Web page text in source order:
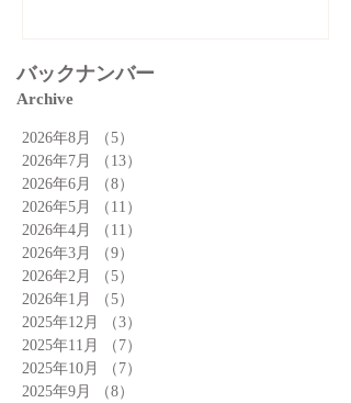
バックナンバー
Archive
2026年8月 （5）
2026年7月
（13）
2026年6月
（8）
2026年5月
（11）
2026年4月
（11）
2026年3月
（9）
2026年2月
（5）
2026年1月
（5）
2025年12月
（3）
2025年11月
（7）
2025年10月
（7）
2025年9月
（8）